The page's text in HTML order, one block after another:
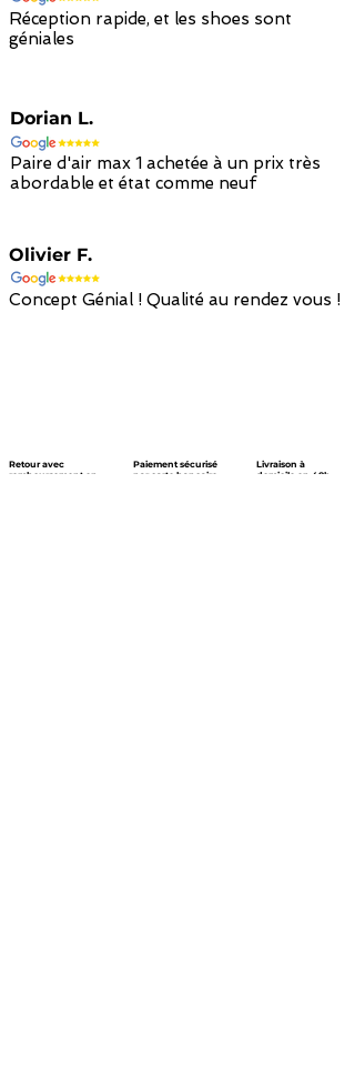
Réception rapide, et les shoes sont
géniales
Dorian L.
Paire d'air max 1 achetée à un prix très
abordable et état comme neuf
Olivier F.
Concept Génial ! Qualité au rendez vous !
Retour avec
remboursement en
Paiement sécurisé
par carte bancaire
Livraison à
domicile en 48h